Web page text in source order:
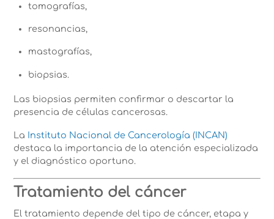
tomografías,
resonancias,
mastografías,
biopsias.
Las biopsias permiten confirmar o descartar la
presencia de células cancerosas.
La
Instituto Nacional de Cancerología (INCAN)
destaca la importancia de la atención especializada
y el diagnóstico oportuno.
Tratamiento del cáncer
El tratamiento depende del tipo de cáncer, etapa y